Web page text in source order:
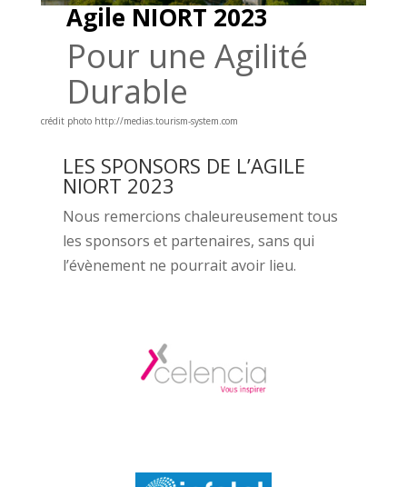
Agile NIORT 2023
Pour une Agilité
Durable
crédit photo http://medias.tourism-system.com
LES SPONSORS DE L’AGILE
NIORT 2023
Nous remercions chaleureusement tous
les sponsors et partenaires, sans qui
l’évènement ne pourrait avoir lieu.